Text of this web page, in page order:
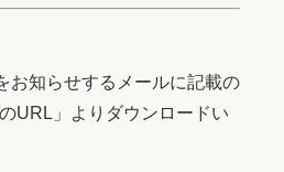
お知らせするメールに記載の
URL」よりダウンロードい